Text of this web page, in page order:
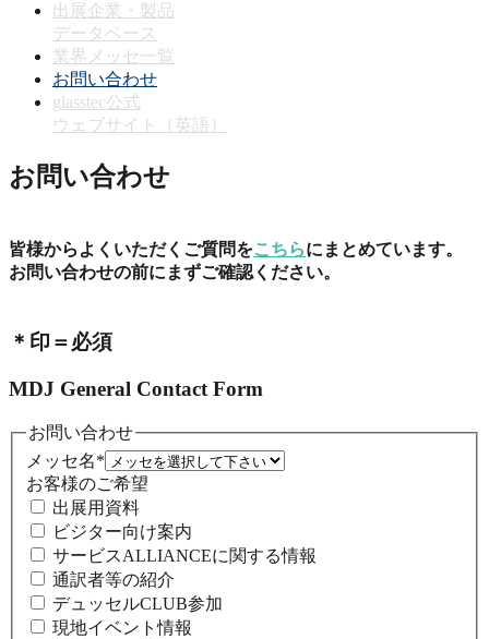
出展企業・製品
データベース
業界メッセ一覧
お問い合わせ
glasstec公式
ウェブサイト（英語）
お問い合わせ
皆様からよくいただくご質問をこちらにまとめています。
お問い合わせの前にまずご確認ください。
＊印＝必須
MDJ General Contact Form
お問い合わせ
メッセ名*
お客様のご希望
出展用資料
ビジター向け案内
サービスALLIANCEに関する情報
通訳者等の紹介
デュッセルCLUB参加
現地イベント情報